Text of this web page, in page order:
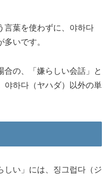
言葉を使わずに、야하다
多いです。
合の、「嫌らしい会話」と
야하다（ヤハダ）以外の単
い」には、 징그럽다（ジ